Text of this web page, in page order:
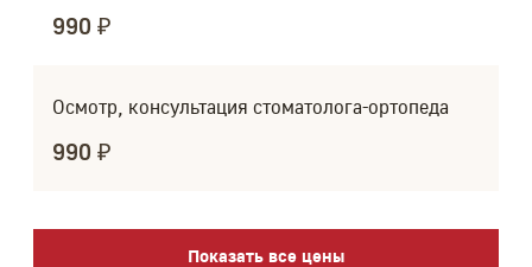
990 ₽
Осмотр, консультация стоматолога-ортопеда
990 ₽
Показать все цены